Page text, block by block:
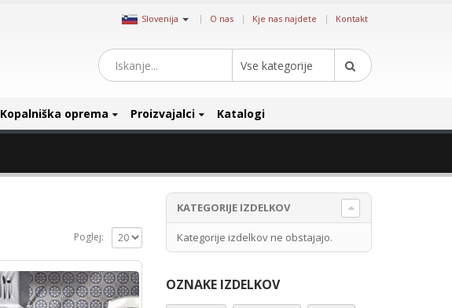
Slovenija | O nas Kje nas najdete Kontakt
Vse kategorije
Kopalniška oprema Proizvajalci Katalogi
Poglej:
KATEGORIJE IZDELKOV
Kategorije izdelkov ne obstajajo.
OZNAKE IZDELKOV